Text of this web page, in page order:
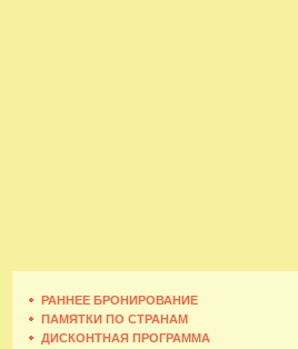
РАННЕЕ БРОНИРОВАНИЕ
ПАМЯТКИ ПО СТРАНАМ
ДИСКОНТНАЯ ПРОГРАММА